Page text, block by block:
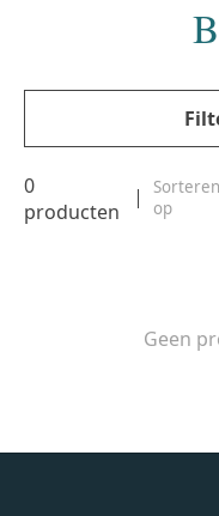
0
producten
Sorteren
op
Geen